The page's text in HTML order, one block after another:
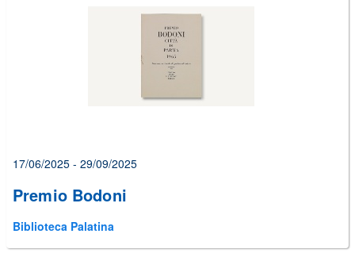
17/06/2025 - 29/09/2025
Premio Bodoni
Biblioteca Palatina